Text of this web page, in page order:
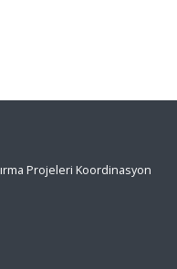
Projeleri Koordinasyon